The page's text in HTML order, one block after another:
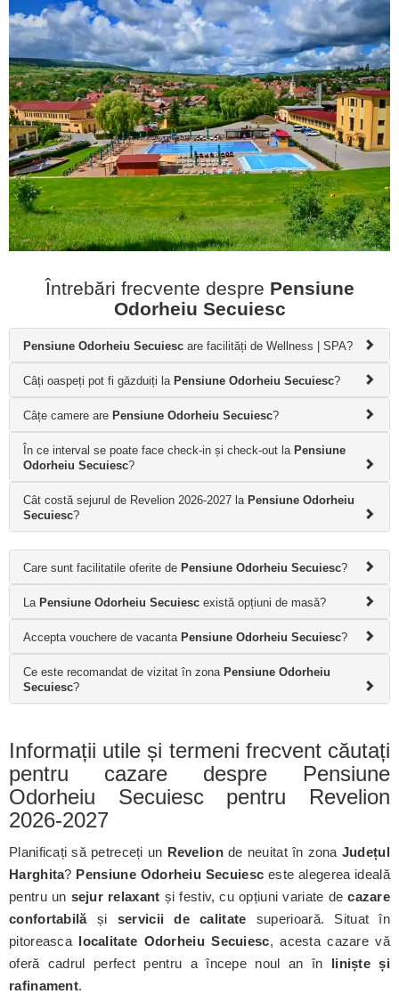
Întrebări frecvente despre Pensiune
Odorheiu Secuiesc
Pensiune Odorheiu Secuiesc are facilități de Wellness | SPA?
Câți oaspeți pot fi găzduiți la Pensiune Odorheiu Secuiesc?
Câțe camere are Pensiune Odorheiu Secuiesc?
În ce interval se poate face check-in și check-out la Pensiune
Odorheiu Secuiesc?
Cât costă sejurul de Revelion 2026-2027 la Pensiune Odorheiu
Secuiesc?
Care sunt facilitatile oferite de Pensiune Odorheiu Secuiesc?
La Pensiune Odorheiu Secuiesc există opțiuni de masă?
Accepta vouchere de vacanta Pensiune Odorheiu Secuiesc?
Ce este recomandat de vizitat în zona Pensiune Odorheiu
Secuiesc?
Informații utile și termeni frecvent căutați
pentru cazare despre Pensiune
Odorheiu Secuiesc pentru Revelion
2026-2027
Planificați să petreceți un Revelionde neuitat în zona Județul
Harghita? Pensiune Odorheiu Secuiesc este alegerea ideală
pentru un sejur relaxant și festiv, cu opțiuni variate decazare
confortabilăși servicii de calitate superioară. Situat în
pitoreasca localitate Odorheiu Secuiesc, acesta cazare vă
oferă cadrul perfect pentru a începe noul an în liniște și
rafinament.